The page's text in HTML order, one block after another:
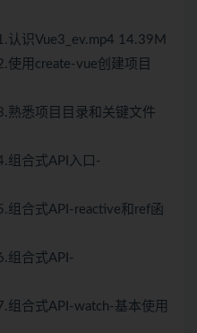
认识Vue3_ev.mp4 14.39M
用create-vue创建项目
熟悉项目目录和关键文件
组合式API入口-
组合式API-reactive和ref函
组合式API-
组合式API-watch-基本使用